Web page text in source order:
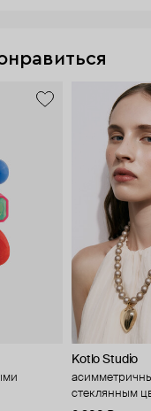
Kotlo Studio
стеклянным